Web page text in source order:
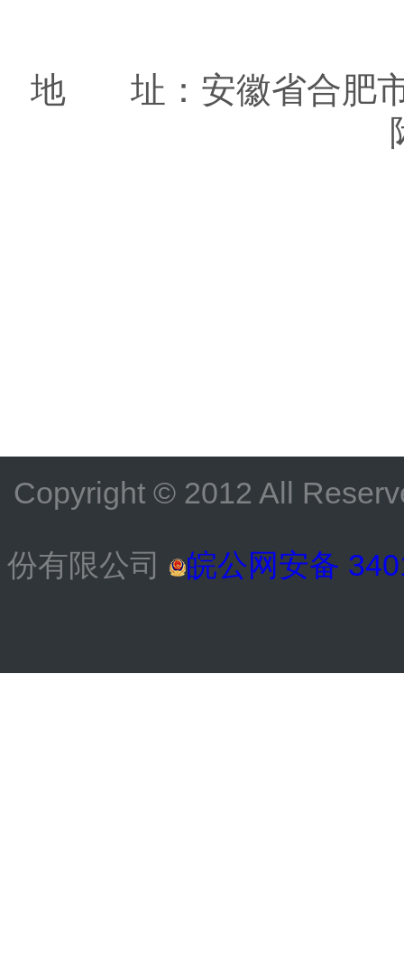
地 址：安徽省合肥市
Copyright © 2012 All
份有限公司 皖公网安备